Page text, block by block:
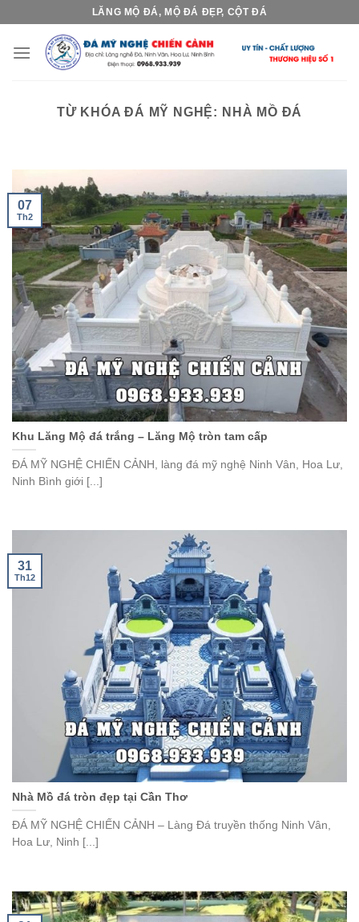
content
LĂNG MỘ ĐÁ, MỘ ĐÁ ĐẸP, CỘT ĐÁ
TỪ KHÓA ĐÁ MỸ NGHỆ: NHÀ MỒ ĐÁ
Khu Lăng Mộ đá trắng – Lăng Mộ tròn tam cấp
ĐÁ MỸ NGHỆ CHIẾN CẢNH, làng đá mỹ nghệ Ninh Vân, Hoa Lư,
Ninh Bình giới [...]
07
Th2
Nhà Mồ đá tròn đẹp tại Cần Thơ
ĐÁ MỸ NGHỆ CHIẾN CẢNH – Làng Đá truyền thống Ninh Vân,
Hoa Lư, Ninh [...]
31
Th12